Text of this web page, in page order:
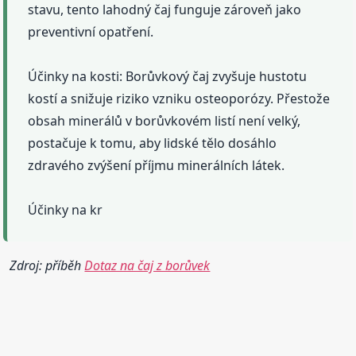
stavu, tento lahodný čaj funguje zároveň jako
preventivní opatření.
Účinky na kosti: Borůvkový čaj zvyšuje hustotu
kostí a snižuje riziko vzniku osteoporózy. Přestože
obsah minerálů v borůvkovém listí není velký,
postačuje k tomu, aby lidské tělo dosáhlo
zdravého zvýšení příjmu minerálních látek.
Účinky na kr
Zdroj: příběhDotaz na čaj z borůvek